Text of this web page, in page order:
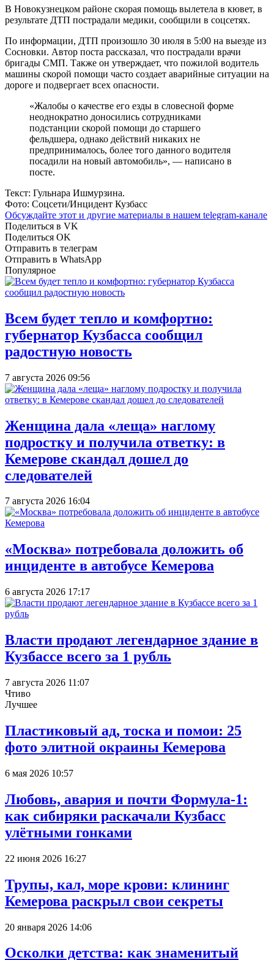
В Новокузнецком районе скорая помощь вылетела в кювет, в
результате ДТП пострадали медики, сообщили в соцсетях.
По информации, ДТП произошло 30 июля в 5:00 на выезде из
Сосновки. Автор поста рассказал, что пострадали врачи
бригады СМП. Также он утверждает, что пожилой водитель
машины скорой помощи часто создает аварийные ситуации на
дороге и подвергает всех опасности.
«Жалобы о качестве его езды в словесной форме
неоднократно доносились сотрудниками
подстанции скорой помощи до старшего
фельдшера, однако действий никаких не
предпринималось, более того данного водителя
посадили на новый автомобиль», — написано в
посте.
Текст: Гульнара Ишмурзина.
Фото: Соцсети/Инцидент Кузбасс
Обсуждайте этот и другие материалы в нашем telegram-канале
Поделиться в VK
Поделиться OK
Отправить в телеграм
Отправить в WhatsApp
Популярное
Всем будет тепло и комфортно:
губернатор Кузбасса сообщил
радостную новость
7 августа 2026 09:56
Женщина дала «леща» наглому
подростку и получила ответку: в
Кемерове скандал дошел до
следователей
7 августа 2026 16:04
«Москва» потребовала доложить об
инциденте в автобусе Кемерова
6 августа 2026 17:17
Власти продают легендарное здание в
Кузбассе всего за 1 рубль
7 августа 2026 11:07
Чтиво
Лучшее
Пластиковый ад, тоска и помои: 25
фото элитной окраины Кемерова
6 мая 2026 10:57
Любовь, авария и почти Формула-1:
как сибиряки раскачали Кузбасс
улётными гонками
22 июня 2026 16:27
Трупы, кал, море крови: клининг
Кемерова раскрыл свои секреты
20 января 2026 14:06
Осколки детства: как знаменитый